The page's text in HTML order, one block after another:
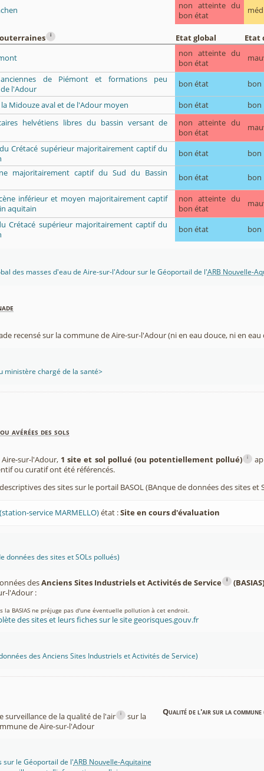
non atteinte du
bon état
i Etat global
Etat
non atteinte du
bon état
anciennes de Piémont et formations peu
l'Adour
bon état bon
la Midouze aval et de l'Adour moyen bon état
bon
helvétiens libres du bassin versant de
non atteinte du
bon état
Crétacé supérieur majoritairement captif du
bon état
bon
majoritairement captif du Sud du Bassin
bon état bon
inférieur et moyen majoritairement captif
aquitain
non atteinte du
bon état
Crétacé supérieur majoritairement captif du
bon état bon
des masses d'eau de Aire-sur-l'Adour sur le Géoportail de l'ARB Nouvelle-
recensé sur la commune de Aire-sur-l'Adour (ni en eau douce, ni en eau
ministère chargé de la santé>
avérées des sols
sur-l'Adour, 1 site et sol pollué (ou potentiellement pollué) i
ou curatif ont été référencés.
des sites sur le portail BASOL (BAnque de données des sites et
service MARMELLO)état :Site en cours d'évaluation
données des sites et SOLs pollués)
desAnciens Sites Industriels et Activités de Service i
l'Adour :
BASIAS ne préjuge pas d'une éventuelle pollution à cet endroit.
des sites et leurs fiches sur le site georisques.gouv.fr
des Anciens Sites Industriels et Activités de Service)
surveillance de la qualité de l'air i
sur la
de Aire-sur-l'Adour
Qualité de l'air sur la commune
sur le Géoportail de l'ARB Nouvelle-Aquitaine